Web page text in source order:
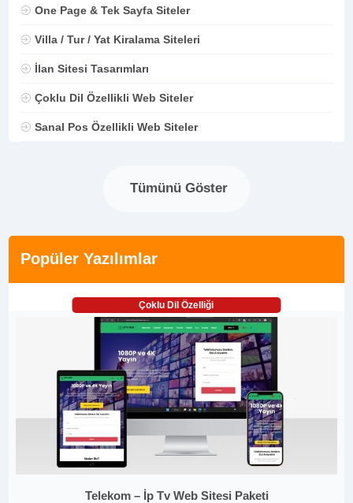
One Page & Tek Sayfa Siteler
Villa / Tur / Yat Kiralama Siteleri
İlan Sitesi Tasarımları
Çoklu Dil Özellikli Web Siteler
Sanal Pos Özellikli Web Siteler
Tümünü Göster
Popüler Yazılımlar
Çoklu Dil Özelliği
Telekom – İp Tv Web Sitesi Paketi